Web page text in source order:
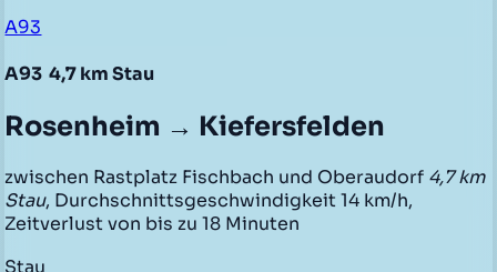
A93
A93 4,7 km Stau
Rosenheim → Kiefersfelden
zwischen Rastplatz Fischbach und Oberaudorf 4,7 km
Stau, Durchschnittsgeschwindigkeit 14 km/h,
Zeitverlust von bis zu 18 Minuten